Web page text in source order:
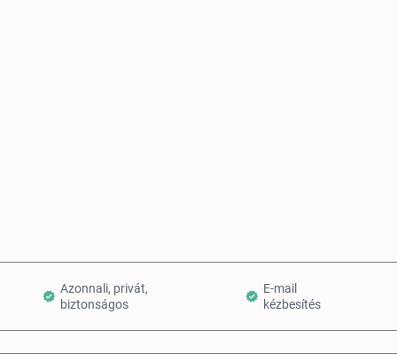
Azonnali, privát,
biztonságos
E-mail
kézbesítés